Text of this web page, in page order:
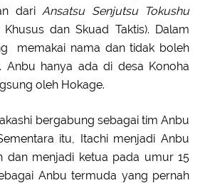
dari Ansatsu Senjutsu Tokushu
Khusus dan Skuad Taktis). Dalam
memakai nama dan tidak boleh
Anbu hanya ada di desa Konoha
oleh Hokage.
bergabung sebagai tim Anbu
itu, Itachi menjadi Anbu
dan menjadi ketua pada umur 15
Anbu termuda yang pernah